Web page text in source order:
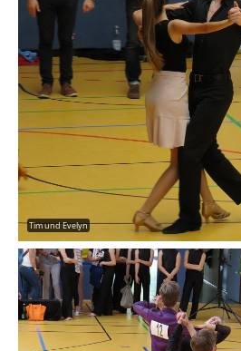
Tim und Evelyn